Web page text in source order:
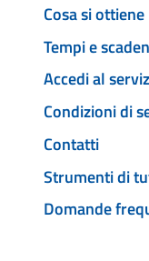
Cosa si ottiene
Tempi e
Accedi al
Condizioni di
Contatti
Strumenti di
Domande